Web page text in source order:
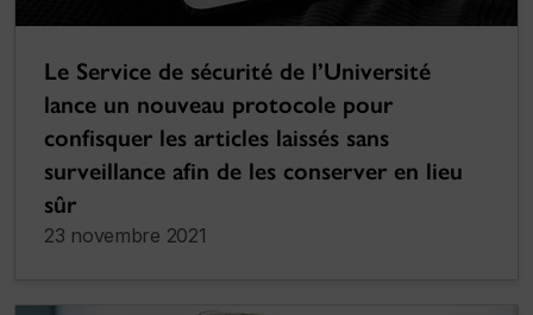
Le Service de sécurité de l’Université
lance un nouveau protocole pour
confisquer les articles laissés sans
surveillance afin de les conserver en lieu
sûr
23 novembre 2021